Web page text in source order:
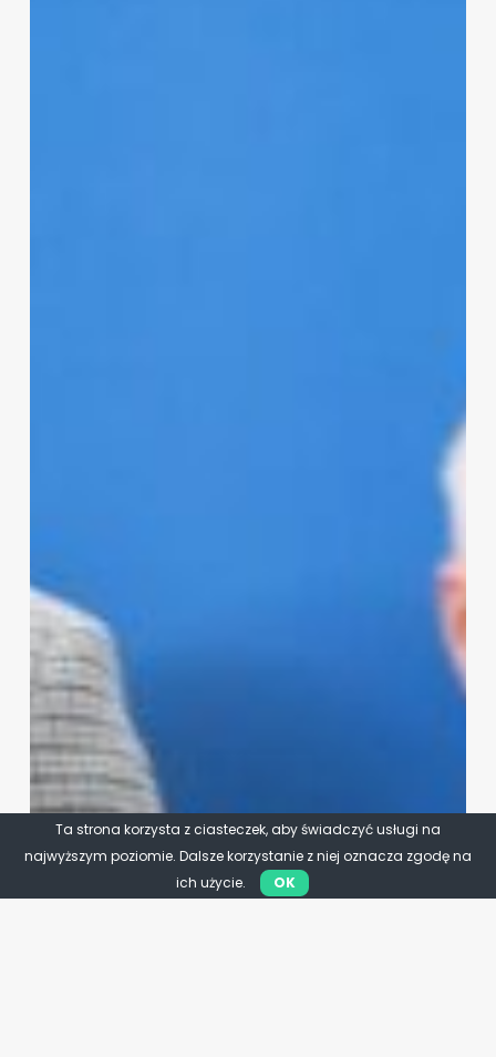
Ta strona korzysta z ciasteczek, aby świadczyć usługi na
najwyższym poziomie. Dalsze korzystanie z niej oznacza zgodę na
ich użycie.
OK